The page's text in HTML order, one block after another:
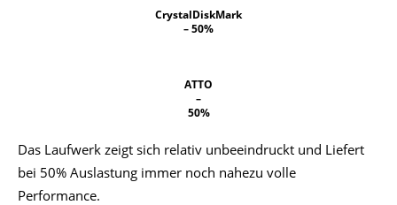
CrystalDiskMark
– 50%
ATTO
–
50%
Das Laufwerk zeigt sich relativ unbeeindruckt und Liefert
bei 50% Auslastung immer noch nahezu volle
Performance.